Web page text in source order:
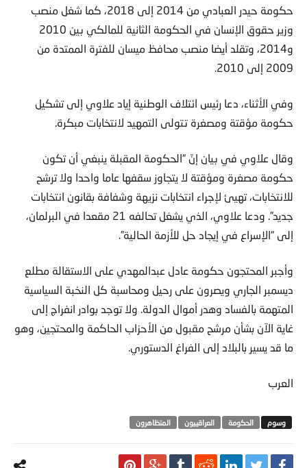
حكومة حيدر العبادي من 2014 إلى 2018، كما شغل منصب
وزير حقوق الإنسان في الحكومة الثانية للمالكي بين 2010
و2014، وتقلد أيضا منصب محافظ ميسان للفترة الممتدة من
2009 إلى 2010.
وفي الأثناء، دعا رئيس ائتلاف الوطنية إياد علاوي إلى تشكيل
حكومة مؤقتة ومصغرة تتولى التمهيد لانتخابات مبكرة.
وقال علاوي في بيان إنّ “الحكومة المقبلة ينبغي أن تكون
حكومة مصغرة ومؤقتة لا يتجاوز سقفها عاما واحدا ولا ترشح
للانتخابات، تهيئ لإجراء انتخابات نزيهة وشفافة بقانون انتخابات
جديد”. ودعا علاوي، الذي يشغل تحالفه 21 مقعدا في البرلمان،
إلى “الإسراع في إيجاد حل للأزمة الحالية”.
وأجبر المحتجون حكومة عادل عبدالمهدي على الاستقالة مطلع
ديسمبر الجاري ويصرون على رحيل ومحاسبة كل النخبة السياسية
المتهمة بالفساد وهدر أموال الدولة. ولا توجد بوادر انفراج إلى
غاية الآن بشأن مرشح مقبول من الأحزاب الحاكمة والمحتجين، وهو
ما قد يسير بالبلاد إلى الفراغ الدستوري.
العرب
الحكومة العراقييون المتظاهرون